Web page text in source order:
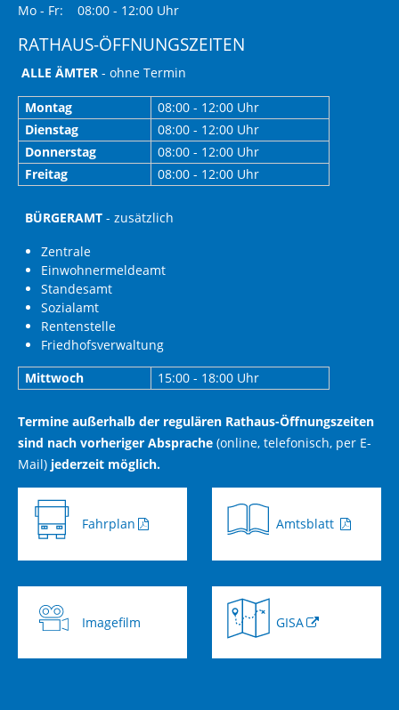
Mo - Fr: 08:00 - 12:00 Uhr
RATHAUS-ÖFFNUNGSZEITEN
ALLE ÄMTER - ohne Termin
Montag
08:00 - 12:00 Uhr
Dienstag
08:00 - 12:00 Uhr
Donnerstag
08:00 - 12:00 Uhr
Freitag
08:00 - 12:00 Uhr
BÜRGERAMT - zusätzlich
Zentrale
Einwohnermeldeamt
Standesamt
Sozialamt
Rentenstelle
Friedhofsverwaltung
Mittwoch
15:00 - 18:00 Uhr
Termine außerhalb der regulären Rathaus-Öffnungszeiten
sind nach vorheriger Absprache (online, telefonisch, per E-
Mail) jederzeit möglich.
Fahrplan
Imagefilm
Amtsblatt
GISA